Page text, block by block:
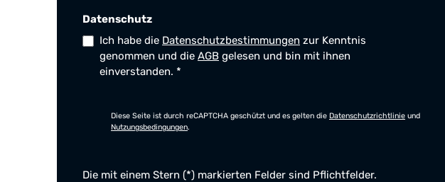
Datenschutz
Ich habe die Datenschutzbestimmungen zur Kenntnis
genommen und die AGB gelesen und bin mit ihnen
einverstanden. *
Diese Seite ist durch reCAPTCHA geschützt und es gelten die Datenschutzrichtlinie und
Nutzungsbedingungen.
Die mit einem Stern (*) markierten Felder sind Pflichtfelder.